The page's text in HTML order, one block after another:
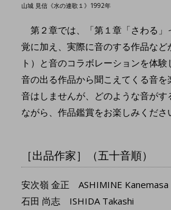
山城 見信《水の連歌１》1992年
第２章では、「第１章「さわる」
覚に加え、実際に音のする作品など
ト）と音のコラボレーションを体験
音の出る作品から聞こえてくる音を
音はしませんが、どのような音がす
ながら、作品鑑賞をお楽しみくださ
［出品作家］（五十音順）
安次嶺 金正 ASHIMINE Kanemasa
石田 尚志 ISHIDA Takashi